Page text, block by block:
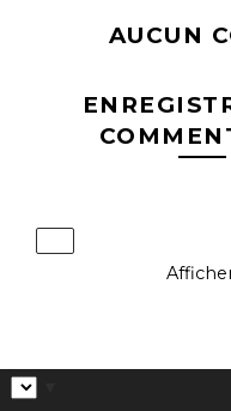
AUCUN
‹